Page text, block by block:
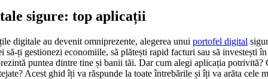
sigure: top aplicații
digitale au devenit omniprezente, alegerea unui portofel digital
să-ți gestionezi economiile, să plătești rapid facturi sau să investești
puntea dintre tine și banii tăi. Dar cum alegi aplicația potrivită?
Acest ghid îți va răspunde la toate întrebările și îți va arăta cele